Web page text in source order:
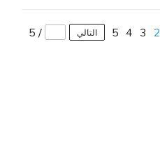
2
3
4
5 التالي /
5